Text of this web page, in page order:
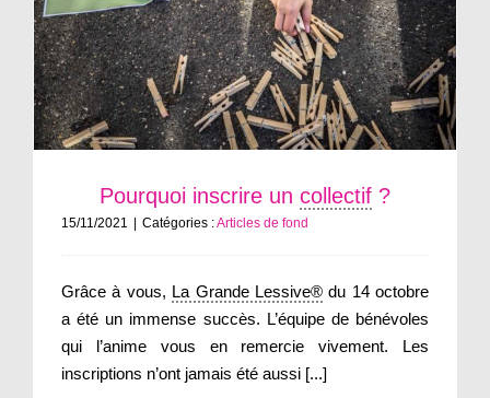
Pourquoi inscrire un collectif ?
15/11/2021 Catégories :Articles de fond
Grâce à vous, La Grande Lessive®du 14 octobre
a été un immense succès. L’équipe de bénévoles
qui l’anime vous en remercie vivement. Les
inscriptions n’ont jamais été aussi [...]